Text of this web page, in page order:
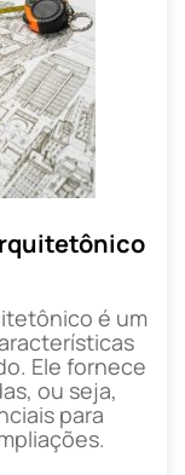
é um
Ele fornece
ou seja,
para